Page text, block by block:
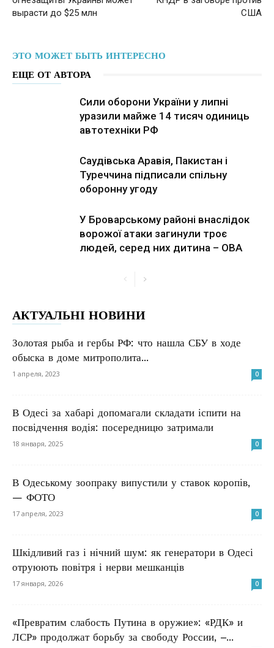
вырасти до $25 млн
США
ЭТО МОЖЕТ БЫТЬ ИНТЕРЕСНО
ЕЩЕ ОТ АВТОРА
Сили оборони України у липні
уразили майже 14 тисяч одиниць
автотехніки РФ
Саудівська Аравія, Пакистан і
Туреччина підписали спільну
оборонну угоду
У Броварському районі внаслідок
ворожої атаки загинули троє
людей, серед них дитина – ОВА
АКТУАЛЬНІ НОВИНИ
Золотая рыба и гербы РФ: что нашла СБУ в ходе
обыска в доме митрополита...
1 апреля, 2023 0
В Одесі за хабарі допомагали складати іспити на
посвідчення водія: посередницю затримали
18 января, 2025 0
В Одеському зоопраку випустили у ставок коропів,
— ФОТО
17 апреля, 2023 0
Шкідливий газ і нічний шум: як генератори в Одесі
отруюють повітря і нерви мешканців
17 января, 2026 0
«Превратим слабость Путина в оружие»: «РДК» и
ЛСР» продолжат борьбу за свободу России, –...